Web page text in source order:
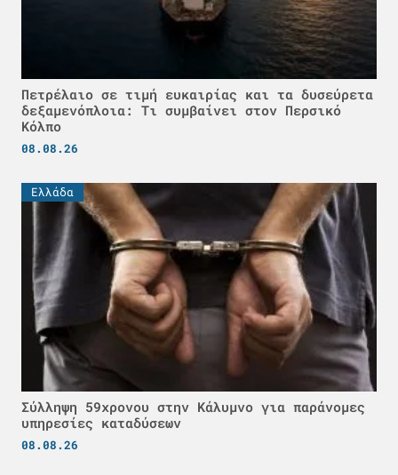
Πετρέλαιο σε τιμή ευκαιρίας και τα δυσεύρετα
δεξαμενόπλοια: Τι συμβαίνει στον Περσικό
Κόλπο
08.08.26
Ελλάδα
Σύλληψη 59χρονου στην Κάλυμνο για παράνομες
υπηρεσίες καταδύσεων
08.08.26